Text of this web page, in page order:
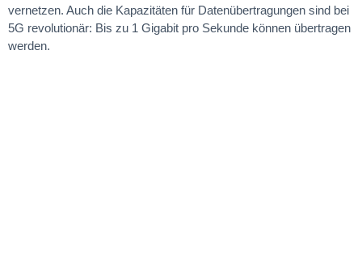
vernetzen. Auch die Kapazitäten für Datenübertragungen sind bei
5G revolutionär: Bis zu 1 Gigabit pro Sekunde können übertragen
werden.